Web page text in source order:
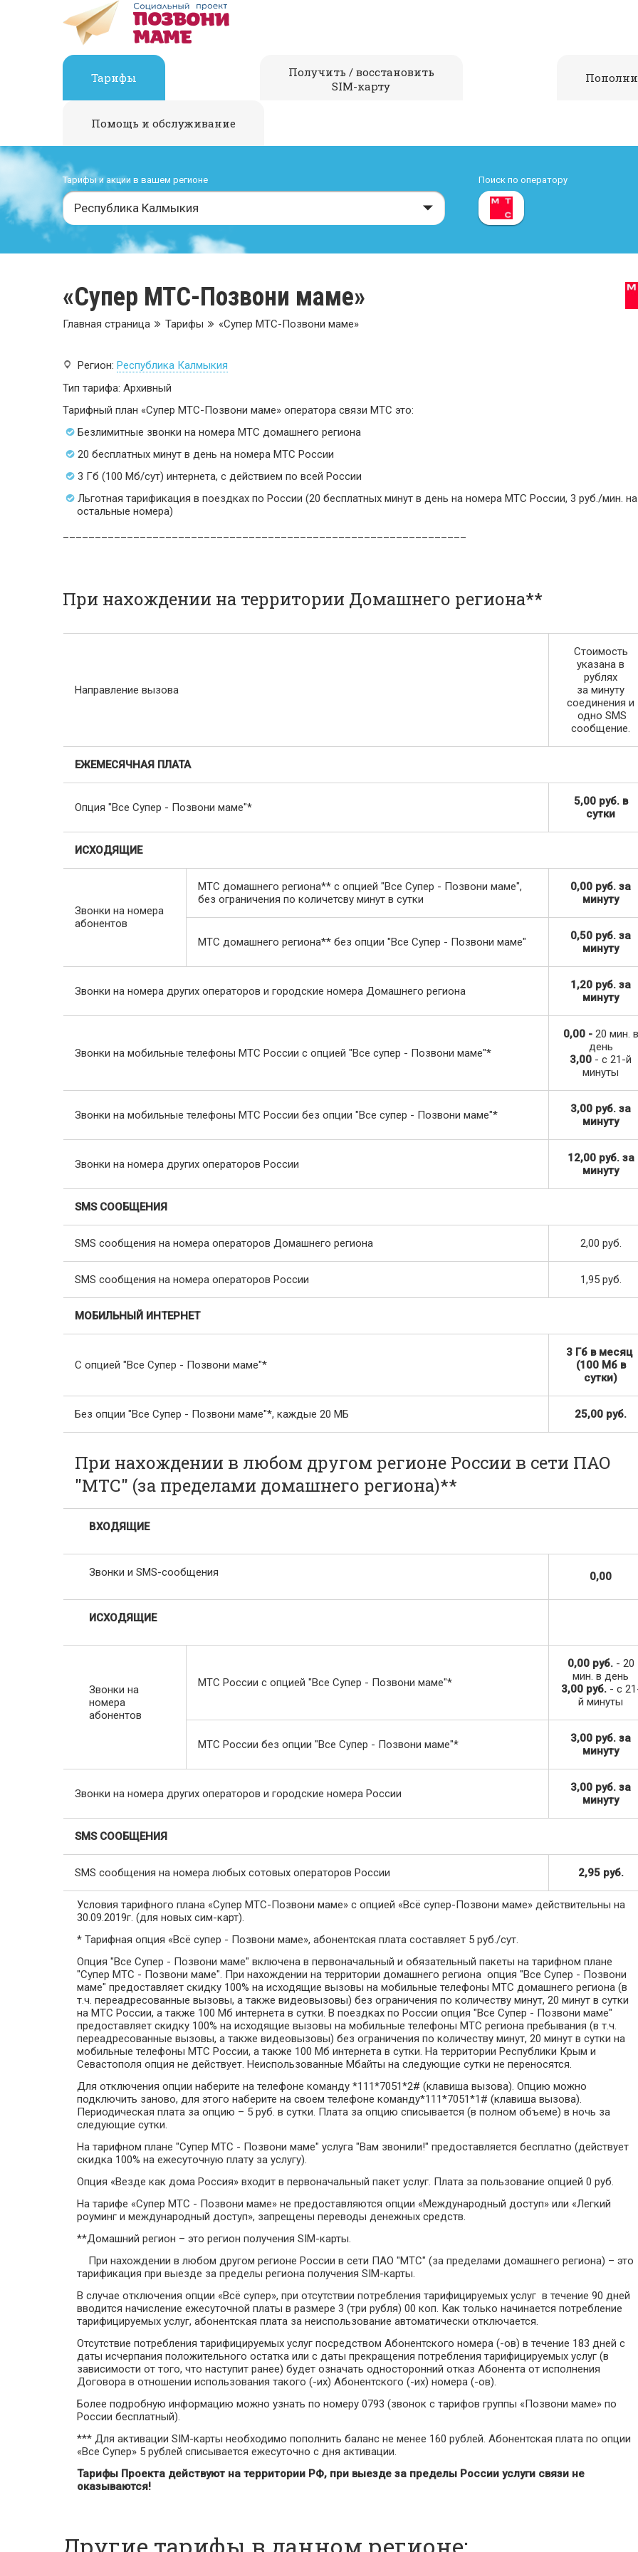
Тарифы
Получить / восстановить
SIM-карту
Помощь и обслуживание
Тарифы и акции в вашем регионе
Республика Калмыкия
Поиск по оператору
«Супер МТС-Позвони маме»
Главная страница Тарифы «Супер МТС-Позвони маме»
Регион: Республика Калмыкия
Тип тарифа: Архивный
Тарифный план «Супер МТС-Позвони маме» оператора связи МТС это:
Безлимитные звонки на номера МТС домашнего региона
20 бесплатных минут в день на номера МТС России
3 Гб (100 Мб/сут) интернета, с действием по всей России
Льготная тарификация в поездках по России (20 бесплатных минут в день на номера МТС России, 3 руб./мин. на
остальные номера)
При нахождении на территории Домашнего региона**
Направление вызова
Стоимость
указана в
рублях
за минуту
соединения и
одно SMS
сообщение.
ЕЖЕМЕСЯЧНАЯ ПЛАТА
Опция "Все Супер - Позвони маме"*
5,00 руб. в
сутки
ИСХОДЯЩИЕ
Звонки на номера
абонентов
МТС домашнего региона** с опцией "Все Супер - Позвони маме",
без ограничения по количетсву минут в сутки
0,00 руб. за
минуту
МТС домашнего региона** без опции "Все Супер - Позвони маме"
0,50 руб. за
минуту
Звонки на номера других операторов и городские номера Домашнего региона
1,20 руб. за
минуту
Звонки на мобильные телефоны МТС России с опцией "Все супер - Позвони маме"*
0,00 - 20 мин. в
день
3,00 - с 21-й
минуты
Звонки на мобильные телефоны МТС России без опции "Все супер - Позвони маме"*
3,00 руб. за
минуту
Звонки на номера других операторов России
12,00 руб. за
минуту
SMS СООБЩЕНИЯ
SMS сообщения на номера операторов Домашнего региона 2,00 руб.
SMS сообщения на номера операторов России 1,95 руб.
МОБИЛЬНЫЙ ИНТЕРНЕТ
С опцией "Все Супер - Позвони маме"*
3 Гб в месяц
(100 Мб в
сутки)
Без опции "Все Супер - Позвони маме"*, каждые 20 МБ 25,00 руб.
При нахождении в любом другом регионе России в сети ПАО
"МТС" (за пределами домашнего региона)**
ВХОДЯЩИЕ
Звонки и SMS-сообщения 0,00
ИСХОДЯЩИЕ
Звонки на
номера
абонентов
МТС России с опцией "Все Супер - Позвони маме"*
0,00 руб.- 20
мин. в день
3,00 руб.- с
й минуты
МТС России без опции "Все Супер - Позвони маме"*
3,00 руб. за
минуту
Звонки на номера других операторов и городские номера России
3,00 руб. за
минуту
SMS СООБЩЕНИЯ
SMS сообщения на номера любых сотовых операторов России 2,95 руб.
Условия тарифного плана «Супер МТС-Позвони маме» с опцией «Всё супер-Позвони маме» действительны на
30.09.2019г. (для новых сим-карт).
* Тарифная опция «Всё супер - Позвони маме», абонентская плата составляет 5 руб./сут.
Опция "Все Супер - Позвони маме" включена в первоначальный и обязательный пакеты на тарифном плане
"Супер МТС - Позвони маме". При нахождении на территории домашнего региона опция "Все Супер - Позвони
маме" предоставляет скидку 100% на исходящие вызовы на мобильные телефоны МТС домашнего региона (в
т.ч. переадресованные вызовы, а также видеовызовы) без ограничения по количеству минут, 20 минут в сутки
на МТС России, а также 100 Мб интернета в сутки. В поездках по России опция "Все Супер - Позвони маме"
предоставляет скидку 100% на исходящие вызовы на мобильные телефоны МТС региона пребывания (в т.ч.
переадресованные вызовы, а также видеовызовы) без ограничения по количеству минут, 20 минут в сутки на
мобильные телефоны МТС России, а также 100 Мб интернета в сутки. На территории Республики Крым и
Севастополя опция не действует. Неиспользованные Мбайты на следующие сутки не переносятся.
Для отключения опции наберите на телефоне команду *111*7051*2# (клавиша вызова). Опцию можно
подключить заново, для этого наберите на своем телефоне команду*111*7051*1# (клавиша вызова).
Периодическая плата за опцию – 5 руб. в сутки. Плата за опцию списывается (в полном объеме) в ночь за
следующие сутки.
На тарифном плане "Супер МТС - Позвони маме" услуга "Вам звонили!" предоставляется бесплатно (действует
скидка 100% на ежесуточную плату за услугу).
Опция «Везде как дома Россия» входит в первоначальный пакет услуг. Плата за пользование опцией 0 руб.
На тарифе «Супер МТС - Позвони маме» не предоставляются опции «Международный доступ» или «Легкий
роуминг и международный доступ», запрещены переводы денежных средств.
**Домашний регион – это регион получения SIM-карты.
При нахождении в любом другом регионе России в сети ПАО "МТС" (за пределами домашнего региона) – это
тарификация при выезде за пределы региона получения SIM-карты.
В случае отключения опции «Всё супер», при отсутствии потребления тарифицируемых услуг в течение 90 дней
вводится начисление ежесуточной платы в размере 3 (три рубля) 00 коп. Как только начинается потребление
тарифицируемых услуг, абонентская плата за неиспользование автоматически отключается.
Отсутствие потребления тарифицируемых услуг посредством Абонентского номера (-ов) в течение 183 дней с
даты исчерпания положительного остатка или с даты прекращения потребления тарифицируемых услуг (в
зависимости от того, что наступит ранее) будет означать односторонний отказ Абонента от исполнения
Договора в отношении использования такого (-их) Абонентского (-их) номера (-ов).
Более подробную информацию можно узнать по номеру 0793 (звонок с тарифов группы «Позвони маме» по
России бесплатный).
*** Для активации SIM-карты необходимо пополнить баланс не менее 160 рублей. Абонентская плата по опции
«Все Супер» 5 рублей списывается ежесуточно с дня активации.
Тарифы Проекта действуют на территории РФ, при выезде за пределы России услуги связи не
оказываются!